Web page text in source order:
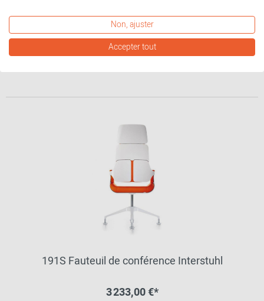
586,00 €*
191S Fauteuil de conférence Interstuhl
3 233,00 €*
Non, ajuster
Accepter tout